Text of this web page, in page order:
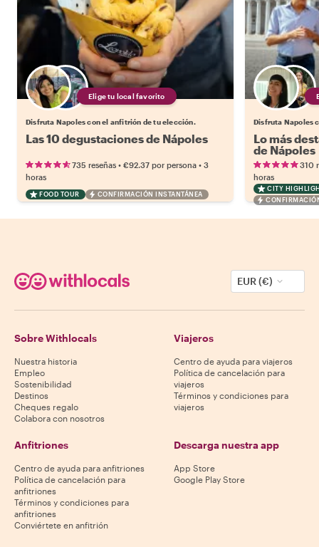
Elige tu local favorito
Disfruta Napoles con el anfitrión de tu elección.
Las 10 degustaciones de Nápoles
735 reseñas • €92.37 por persona • 3
horas
FOOD TOUR CONFIRMACIÓN INSTANTÁNEA
Disfruta Napoles
Lo más
de Nápoles
310
horas
CITY
EUR (€)
Sobre Withlocals
Nuestra historia
Empleo
Sostenibilidad
Destinos
Cheques regalo
Colabora con nosotros
Viajeros
Centro de ayuda para viajeros
Política de cancelación para
viajeros
Términos y condiciones para
viajeros
Anfitriones
Centro de ayuda para anfitriones
Política de cancelación para
anfitriones
Términos y condiciones para
anfitriones
Conviértete en anfitrión
Descarga nuestra app
App Store
Google Play Store